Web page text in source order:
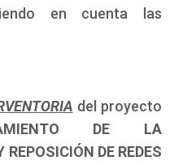
en cuenta las
del proyecto
DE LA
DE REDES